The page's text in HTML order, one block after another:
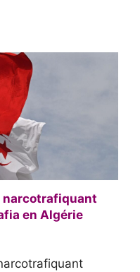
narcotrafiquant
en Algérie